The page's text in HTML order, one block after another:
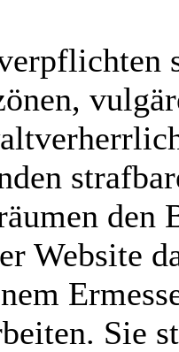
den
Website
Sie